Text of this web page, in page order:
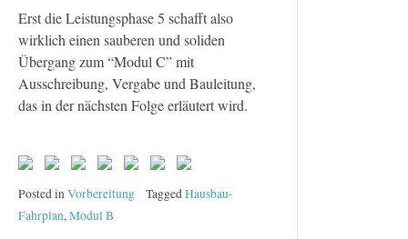
Erst die Leistungsphase 5 schafft also
wirklich einen sauberen und soliden
Übergang zum “Modul C” mit
Ausschreibung, Vergabe und Bauleitung,
das in der nächsten Folge erläutert wird.
Posted inVorbereitung TaggedHausbau-
Fahrplan,Modul B